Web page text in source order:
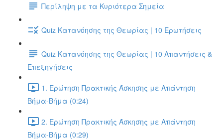
Περίληψη με τα Κυριότερα Σημεία
Quiz Κατανόησης της Θεωρίας | 10 Ερωτήσεις
Quiz Κατανόησης της Θεωρίας | 10 Απαντήσεις &
Επεξηγήσεις
1. Ερώτηση Πρακτικής Άσκησης με Απάντηση
Βήμα-Βήμα (0:24)
2. Ερώτηση Πρακτικής Άσκησης με Απάντηση
Βήμα-Βήμα (0:29)